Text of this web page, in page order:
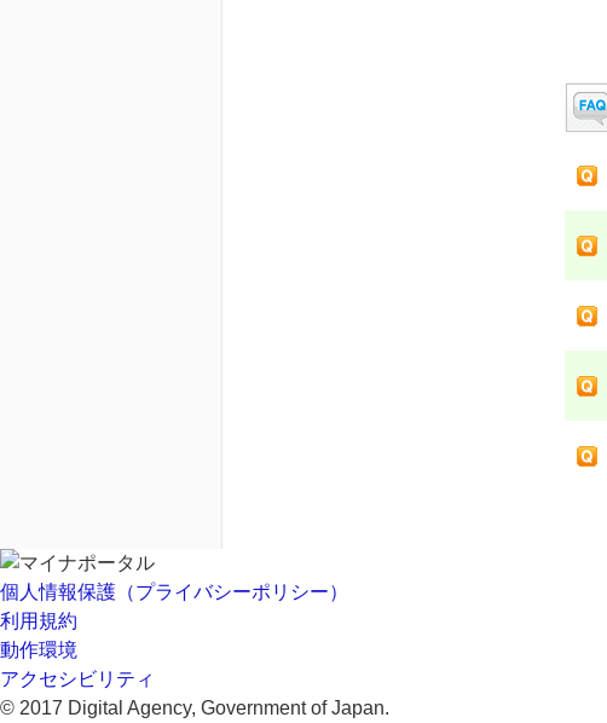
個人情報保護（プライバシーポリシー）
利用規約
動作環境
アクセシビリティ
© 2017 Digital Agency, Government of Japan.